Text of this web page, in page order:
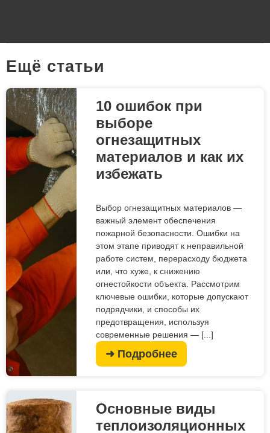
Eщё статьи
10 ошибок при
выборе
огнезащитных
материалов и как их
избежать
Выбор огнезащитных материалов —
важный элемент обеспечения
пожарной безопасности. Ошибки на
этом этапе приводят к неправильной
работе систем, перерасходу бюджета
или, что хуже, к снижению
огнестойкости объекта. Рассмотрим
ключевые ошибки, которые допускают
подрядчики, и способы их
предотвращения, используя
современные решения — [...]
➜ Подробнее
Основные виды
теплоизоляционных